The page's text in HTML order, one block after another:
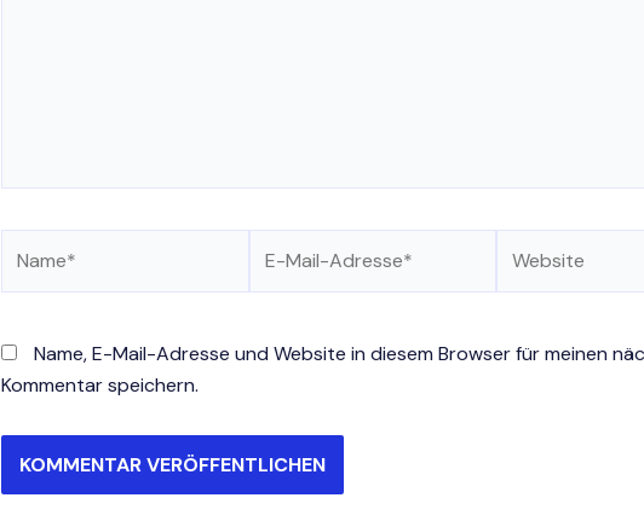
Mail-
Name, E-Mail-Adresse und Website in diesem Browser für meinen
Kommentar speichern.